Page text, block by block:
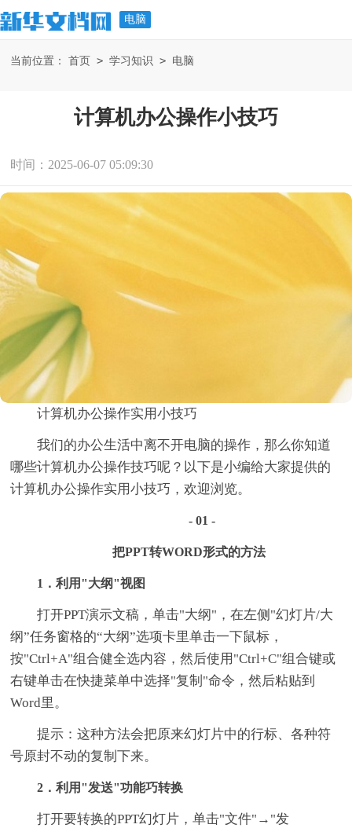
电脑
当前位置： 首页 > 学习知识 > 电脑
计算机办公操作小技巧
时间：2025-06-07 05:09:30
计算机办公操作实用小技巧
我们的办公生活中离不开电脑的操作，那么你知道
哪些计算机办公操作技巧呢？以下是小编给大家提供的
计算机办公操作实用小技巧，欢迎浏览。
- 01 -
把PPT转WORD形式的方法
1．利用"大纲"视图
打开PPT演示文稿，单击"大纲"，在左侧"幻灯片/大
纲”任务窗格的“大纲”选项卡里单击一下鼠标，
按"Ctrl+A"组合健全选内容，然后使用"Ctrl+C"组合键或
右键单击在快捷菜单中选择"复制"命令，然后粘贴到
Word里。
提示：这种方法会把原来幻灯片中的行标、各种符
号原封不动的复制下来。
2．利用"发送"功能巧转换
打开要转换的PPT幻灯片，单击"文件"→"发